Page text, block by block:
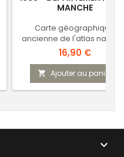
MANCHE
Carte géographique
ancienne de l'atlas
Prix
16,90 €
 Ajouter au panier
